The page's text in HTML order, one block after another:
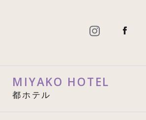
MIYAKO HOTEL
都ホテル